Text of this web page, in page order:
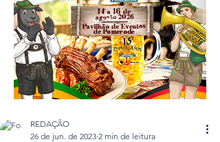
REDAÇÃO
26 de jun. de 2023 2 min de leitura